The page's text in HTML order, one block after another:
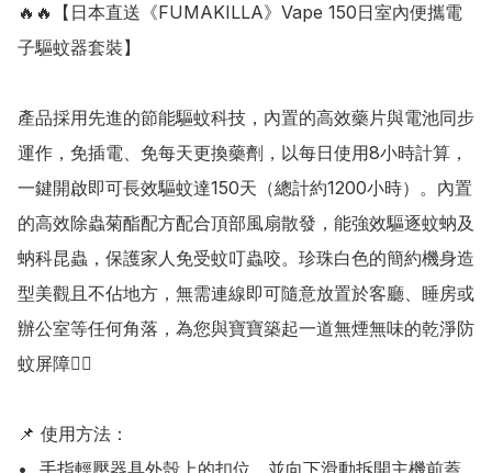
🔥🔥【日本直送《FUMAKILLA》Vape 150日室內便攜電
子驅蚊器套裝】
產品採用先進的節能驅蚊科技，內置的高效藥片與電池同步
運作，免插電、免每天更換藥劑，以每日使用8小時計算，
一鍵開啟即可長效驅蚊達150天（總計約1200小時）。內置
的高效除蟲菊酯配方配合頂部風扇散發，能強效驅逐蚊蚋及
蚋科昆蟲，保護家人免受蚊叮蟲咬。珍珠白色的簡約機身造
型美觀且不佔地方，無需連線即可隨意放置於客廳、睡房或
辦公室等任何角落，為您與寶寶築起一道無煙無味的乾淨防
蚊屏障👍🏻
📌 使用方法：